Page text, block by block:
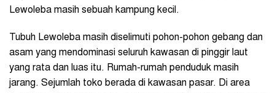
Lewoleba masih sebuah kampung kecil.
Tubuh Lewoleba masih diselimuti pohon-pohon gebang dan
asam yang mendominasi seluruh kawasan di pinggir laut
yang rata dan luas itu. Rumah-rumah penduduk masih
jarang. Sejumlah toko berada di kawasan pasar. Di area